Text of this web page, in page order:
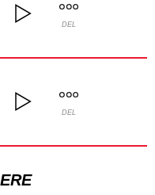
DEL
DEL